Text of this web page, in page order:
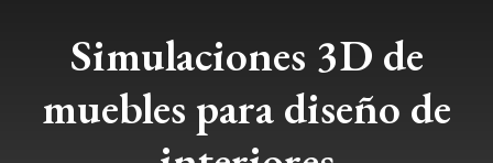
Simulaciones 3D de
muebles para diseño de